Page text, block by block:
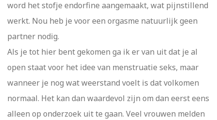
word het stofje endorfine aangemaakt, wat pijnstillend
werkt. Nou heb je voor een orgasme natuurlijk geen
partner nodig.
Als je tot hier bent gekomen ga ik er van uit dat je al
open staat voor het idee van menstruatie seks, maar
wanneer je nog wat weerstand voelt is dat volkomen
normaal. Het kan dan waardevol zijn om dan eerst eens
alleen op onderzoek uit te gaan. Veel vrouwen melden